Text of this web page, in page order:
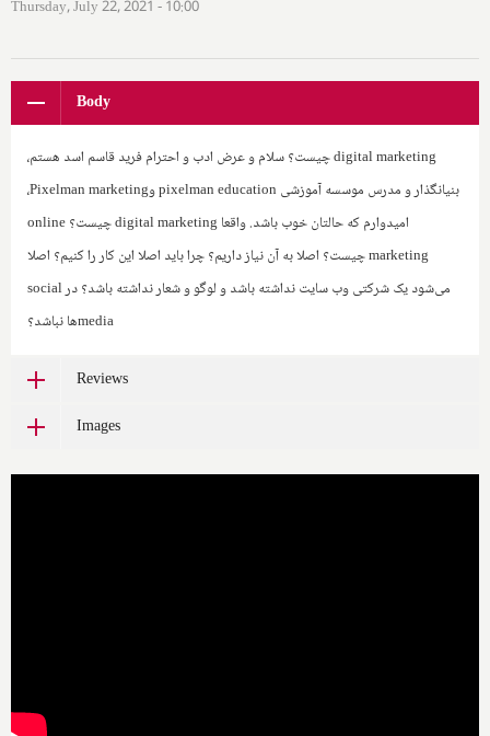
Thursday, July 22, 2021 - 10:00
Body
digital marketingچیست؟ سلام و عرض ادب و احترام فرید قاسم اسد هستم،
بنیانگذار و مدرس موسسه آموزشی pixelman educationو‌Pixelman marketing،
امیدوارم که حالتان خوب باشد. واقعاdigital marketingچیست؟online
marketingچیست؟ اصلا به آن نیاز داریم؟ چرا باید اصلا این کار را کنیم؟ اصلا
می‌شود یک شرکتی وب سایت نداشته باشد و لوگو و شعار نداشته باشد؟ درsocial
mediaها نباشد؟
Reviews
Images